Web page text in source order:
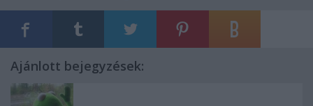
Ajánlott bejegyzések: